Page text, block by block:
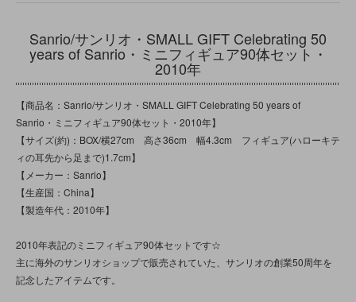
Sanrio/サンリオ・SMALL GIFT Celebrating 50
years of Sanrio・ミニフィギュア90体セット・
2010年
【商品名：Sanrio/サンリオ・SMALL GIFT Celebrating 50 years of
Sanrio・ミニフィギュア90体セット・2010年】
【サイズ(約)：BOX/横27cm 高さ36cm 幅4.3cm フィギュア(ハローキテ
ィの耳先から足まで)1.7cm】
【メーカー：Sanrio】
【生産国：China】
【製造年代：2010年】
2010年表記のミニフィギュア90体セットです☆
主に海外のサンリオショップで販売されていた、サンリオの創業50周年を
記念したアイテムです。